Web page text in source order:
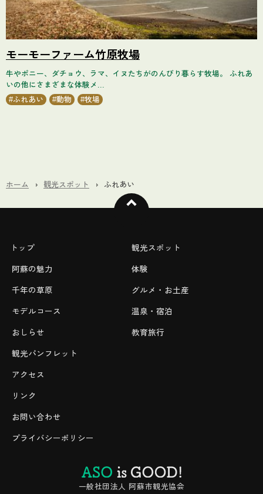
モーモーファーム竹原牧場
牛やポニー、ダチョウ、ラマ、イヌたちがのんびり暮らす牧場。 ふれあ
いの他にさまざまな体験メ...
ふれあい
動物 牧場
ホーム 観光スポット ふれあい
トップ
阿蘇の魅力
千年の草原
モデルコース
おしらせ
観光スポット
体験
グルメ・お土産
温泉・宿泊
教育旅行
観光パンフレット
アクセス
リンク
お問い合わせ
プライバシーポリシー
一般社団法人 阿蘇市観光協会